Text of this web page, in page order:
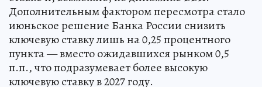
Дополнительным фактором пересмотра стало
июньское решение Банка России снизить
ключевую ставку лишь на 0,25 процентного
пункта — вместо ожидавшихся рынком 0,5
п.п., что подразумевает более высокую
ключевую ставку в 2027 году.